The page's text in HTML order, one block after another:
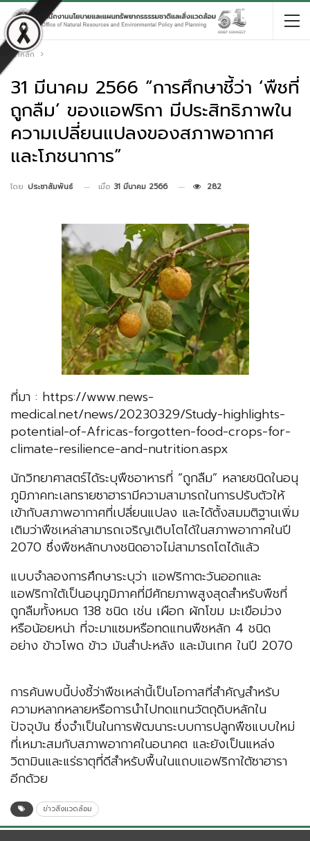
หน้าหลัก
31 มีนาคม 2566 “การศึกษาชี้ว่า ‘พืชที่
ถูกลืม’ ของแอฟริกา มีประสิทธิภาพใน
ความเปลี่ยนแปลงของสภาพอากาศ
และโภชนาการ”
โดย ประชาสัมพันธ์ เมื่อ 31 มีนาคม 2566 282
ที่มา : https://www.news-
medical.net/news/20230329/Study-highlights-
potential-of-Africas-forgotten-food-crops-for-
climate-resilience-and-nutrition.aspx
นักวิทยาศาสตร์ได้ระบุพืชอาหารที่ “ถูกลืม” หลายชนิดในอนุ
ภูมิภาคทะเลทรายซาฮารามีความสามารถในการปรับตัวให้
เข้ากับสภาพอากาศที่เปลี่ยนแปลง และได้ตั้งสมมติฐานเพิ่ม
เติมว่าพืชเหล่าสามารถเจริญเติบโตได้ในสภาพอากาศในปี
2070 ซึ่งพืชหลักบางชนิดอาจไม่สามารถโตได้แล้ว
แบบจำลองการศึกษาระบุว่า แอฟริกาตะวันออกและ
แอฟริกาใต้เป็นอนุภูมิภาคที่มีศักยภาพสูงสุดสำหรับพืชที่
ถูกลืมทั้งหมด 138 ชนิด เช่น เผือก ผักโขม มะเขือม่วง
หรือน้อยหน่า ที่จะมาแซมหรือทดแทนพืชหลัก 4 ชนิด
อย่าง ข้าวโพด ข้าว มันสำปะหลัง และมันเทศ ในปี 2070
การค้นพบนี้บ่งชี้ว่าพืชเหล่านี้เป็นโอกาสที่สำคัญสำหรับ
ความหลากหลายหรือการนำไปทดแทนวัตถุดิบหลักใน
ปัจจุบัน ซึ่งจำเป็นในการพัฒนาระบบการปลูกพืชแบบใหม่
ที่เหมาะสมกับสภาพอากาศในอนาคต และยังเป็นแหล่ง
วิตามินและแร่ธาตุที่ดีสำหรับพื้นในแถบแอฟริกาใต้ซาฮารา
อีกด้วย
ข่าวสิ่งแวดล้อม